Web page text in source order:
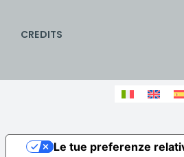
CREDITS
Le tue preferenze